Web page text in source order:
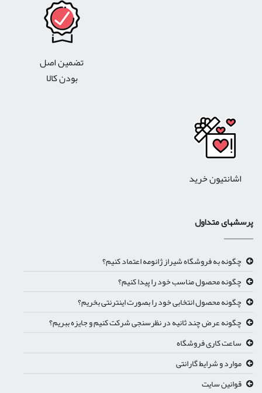
تضمین اصل
بودن کالا
اشانتیون خرید
پرسشهای متداول
چگونه به فروشگاه شیراز ژانومه اعتماد کنیم؟
چگونه محصول مناسب خود را پیدا کنیم؟
چگونه محصول انتخابی خود را بصورت اینترنتی بخریم؟
چگونه عرض چند ثانیه در نظرسنجی شرکت کنیم و جایزه ببریم؟
ساعت کاری فروشگاه
موارد و شرایط گارانتی
قوانین سایت